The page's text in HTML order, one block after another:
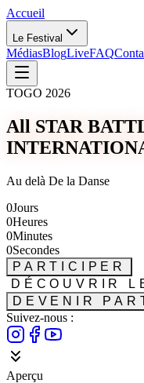
Accueil
Le Festival
MédiasBlogLiveFAQ
TOGO 2026
All STAR
Au delà De la Danse
0Jours
0Heures
0Minutes
0Secondes
PARTICIPER
DÉCOUVRIR
DEVENIR
Suivez-nous :
Aperçu